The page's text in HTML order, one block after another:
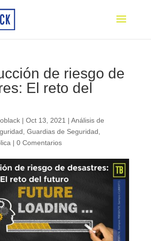
de riesgo de
El reto del
| Oct 13, 2021 | Análisis de
Guardias de Seguridad
| 0 Comentarios